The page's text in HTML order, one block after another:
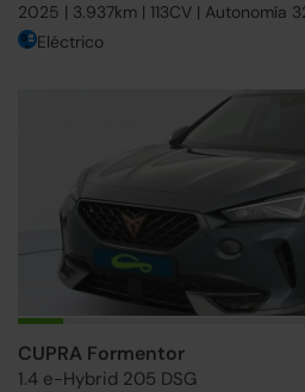
2025 | 3.937km | 113CV | Autonomía
Eléctrico
CUPRA Formentor
1.4 e-Hybrid 205 DSG